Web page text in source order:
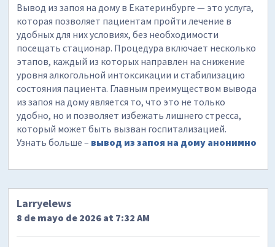
Вывод из запоя на дому в Екатеринбурге — это услуга,
которая позволяет пациентам пройти лечение в
удобных для них условиях, без необходимости
посещать стационар. Процедура включает несколько
этапов, каждый из которых направлен на снижение
уровня алкогольной интоксикации и стабилизацию
состояния пациента. Главным преимуществом вывода
из запоя на дому является то, что это не только
удобно, но и позволяет избежать лишнего стресса,
который может быть вызван госпитализацией.
Узнать больше – вывод из запоя на дому анонимно
Larryelews
8 de mayo de 2026 at 7:32 AM